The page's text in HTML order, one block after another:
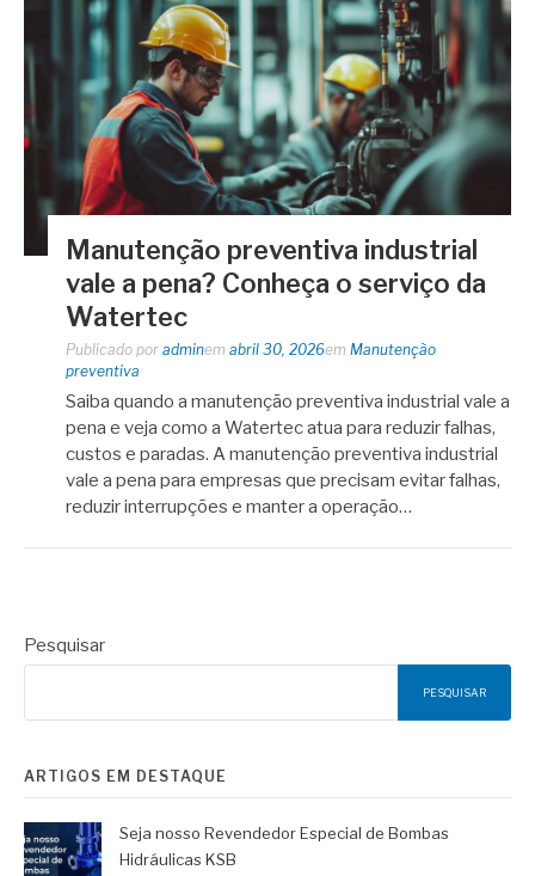
Manutenção preventiva industrial
vale a pena? Conheça o serviço da
Watertec
Publicado por adminem abril 30, 2026em Manutenção
preventiva
Saiba quando a manutenção preventiva industrial vale a
pena e veja como a Watertec atua para reduzir falhas,
custos e paradas. A manutenção preventiva industrial
vale a pena para empresas que precisam evitar falhas,
reduzir interrupções e manter a operação…
Pesquisar
PESQUISAR
ARTIGOS EM DESTAQUE
Seja nosso Revendedor Especial de Bombas
Hidráulicas KSB